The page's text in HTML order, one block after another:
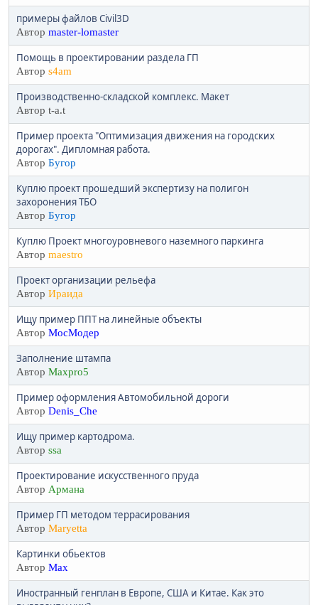
примеры файлов Civil3D
Автор master-lomaster
Помощь в проектировании раздела ГП
Автор s4am
Производственно-складской комплекс. Макет
Автор t-a.t
Пример проекта "Оптимизация движения на городских
дорогах". Дипломная работа.
Автор Бугор
Куплю проект прошедший экспертизу на полигон
захоронения ТБО
Автор Бугор
Куплю Проект многоуровневого наземного паркинга
Автор maestro
Проект организации рельефа
Автор Ираида
Ищу пример ППТ на линейные объекты
Автор МосМодер
Заполнение штампа
Автор Maxpro5
Пример оформления Автомобильной дороги
Автор Denis_Che
Ищу пример картодрома.
Автор ssa
Проектирование искусственного пруда
Автор Армана
Пример ГП методом террасирования
Автор Maryetta
Картинки обьектов
Автор Max
Иностранный генплан в Европе, США и Китае. Как это